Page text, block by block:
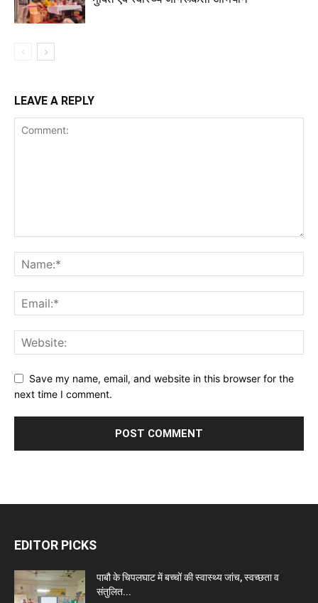
LEAVE A REPLY
Save my name, email, and website in this browser for the
next time I comment.
EDITOR PICKS
पाबौ के चिपलघाट में बच्चों की स्वास्थ्य जांच, स्वच्छता व
संतुलित...